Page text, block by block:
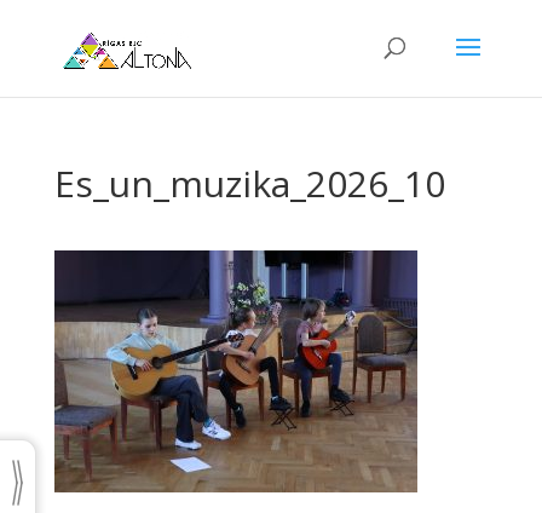
Es_un_muzika_2026_10